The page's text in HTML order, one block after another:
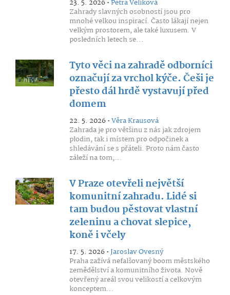
23. 5. 2026 •Petra Velíková
Zahrady slavných osobností jsou pro
mnohé velkou inspirací. Často lákají nejen
velkým prostorem, ale také luxusem. V
posledních letech se...
Tyto věci na zahradě odborníci
označují za vrchol kýče. Češi je
přesto dál hrdě vystavují před
domem
22. 5. 2026 •Věra Krausová
Zahrada je pro většinu z nás jak zdrojem
plodin, tak i místem pro odpočinek a
shledávání se s přáteli. Proto nám často
záleží na tom,...
V Praze otevřeli největší
komunitní zahradu. Lidé si
tam budou pěstovat vlastní
zeleninu a chovat slepice,
koně i včely
17. 5. 2026 •Jaroslav Ovesný
Praha zažívá nefalšovaný boom městského
zemědělství a komunitního života. Nově
otevřený areál svou velikostí a celkovým
konceptem...